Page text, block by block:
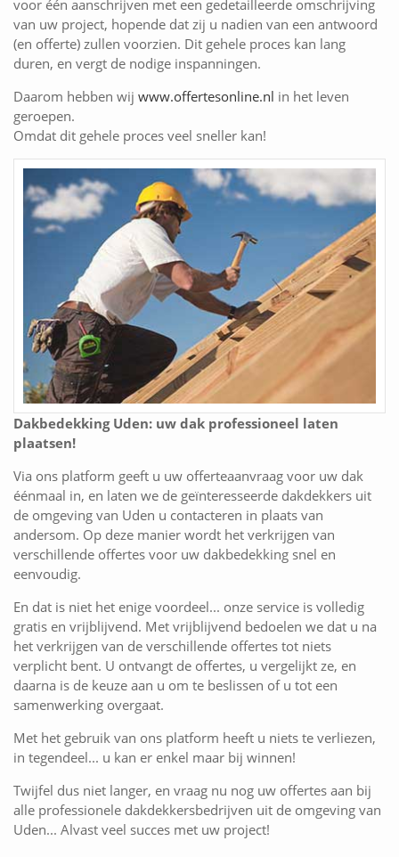
voor één aanschrijven met een gedetailleerde omschrijving
van uw project, hopende dat zij u nadien van een antwoord
(en offerte) zullen voorzien. Dit gehele proces kan lang
duren, en vergt de nodige inspanningen.
Daarom hebben wij www.offertesonline.nl in het leven
geroepen.
Omdat dit gehele proces veel sneller kan!
Dakbedekking Uden: uw dak professioneel laten
plaatsen!
Via ons platform geeft u uw offerteaanvraag voor uw dak
éénmaal in, en laten we de geïnteresseerde dakdekkers uit
de omgeving van Uden u contacteren in plaats van
andersom. Op deze manier wordt het verkrijgen van
verschillende offertes voor uw dakbedekking snel en
eenvoudig.
En dat is niet het enige voordeel... onze service is volledig
gratis en vrijblijvend. Met vrijblijvend bedoelen we dat u na
het verkrijgen van de verschillende offertes tot niets
verplicht bent. U ontvangt de offertes, u vergelijkt ze, en
daarna is de keuze aan u om te beslissen of u tot een
samenwerking overgaat.
Met het gebruik van ons platform heeft u niets te verliezen,
in tegendeel... u kan er enkel maar bij winnen!
Twijfel dus niet langer, en vraag nu nog uw offertes aan bij
alle professionele dakdekkersbedrijven uit de omgeving van
Uden... Alvast veel succes met uw project!